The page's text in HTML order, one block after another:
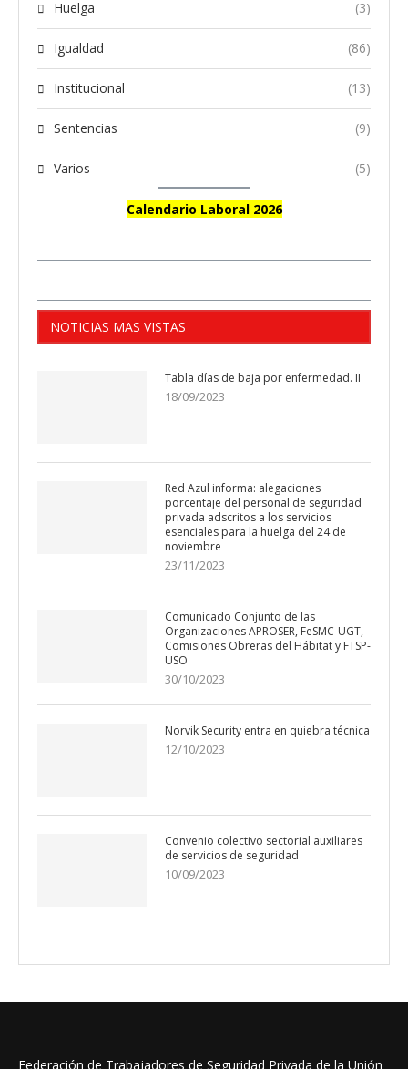
Huelga (3)
Igualdad (86)
Institucional (13)
Sentencias (9)
Varios (5)
Calendario Laboral 2026
NOTICIAS MAS VISTAS
Tabla días de baja por enfermedad. II
18/09/2023
Red Azul informa: alegaciones
porcentaje del personal de seguridad
privada adscritos a los servicios
esenciales para la huelga del 24 de
noviembre
23/11/2023
Comunicado Conjunto de las
Organizaciones APROSER, FeSMC-UGT,
Comisiones Obreras del Hábitat y FTSP-
USO
30/10/2023
Norvik Security entra en quiebra técnica
12/10/2023
Convenio colectivo sectorial auxiliares
de servicios de seguridad
10/09/2023
Federación de Trabajadores de Seguridad Privada de la Unión